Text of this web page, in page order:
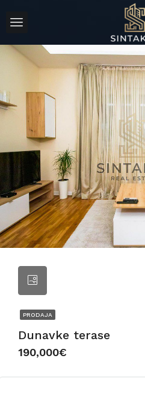
PRODAJA
Dunavke terase
190,000€